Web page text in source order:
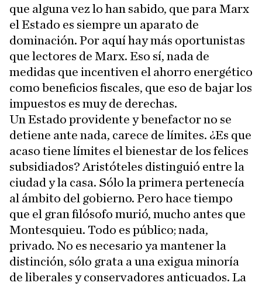
que alguna vez lo han sabido, que para Marx
el Estado es siempre un aparato de
dominación. Por aquí hay más oportunistas
que lectores de Marx. Eso sí, nada de
medidas que incentiven el ahorro energético
como beneficios fiscales, que eso de bajar los
impuestos es muy de derechas.
Un Estado providente y benefactor no se
detiene ante nada, carece de límites. ¿Es que
acaso tiene límites el bienestar de los felices
subsidiados? Aristóteles distinguió entre la
ciudad y la casa. Sólo la primera pertenecía
al ámbito del gobierno. Pero hace tiempo
que el gran filósofo murió, mucho antes que
Montesquieu. Todo es público; nada,
privado. No es necesario ya mantener la
distinción, sólo grata a una exigua minoría
de liberales y conservadores anticuados. La